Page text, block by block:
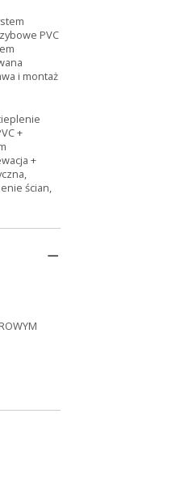
PVC
i montaż
+
+
ścian,